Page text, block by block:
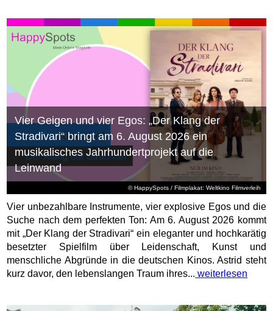
© HappySpots / Filmplakat: Weltkino Filmverleih
Vier Geigen und vier Egos: „Der Klang der
Stradivari“ bringt am 6. August 2026 ein
musikalisches Jahrhundertprojekt auf die
Leinwand
Vier unbezahlbare Instrumente, vier explosive Egos und die
Suche nach dem perfekten Ton: Am 6. August 2026 kommt
mit „Der Klang der Stradivari“ ein eleganter und hochkarätig
besetzter Spielfilm über Leidenschaft, Kunst und
menschliche Abgründe in die deutschen Kinos. Astrid steht
kurz davor, den lebenslangen Traum ihres... weiterlesen